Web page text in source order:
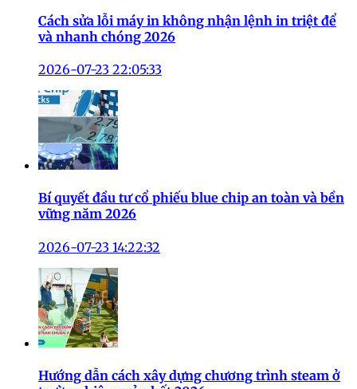
Cách sửa lỗi máy in không nhận lệnh in triệt để
và nhanh chóng 2026
2026-07-23 22:05:33
Bí quyết đầu tư cổ phiếu blue chip an toàn và bền
vững năm 2026
2026-07-23 14:22:32
Hướng dẫn cách xây dựng chương trình steam ở